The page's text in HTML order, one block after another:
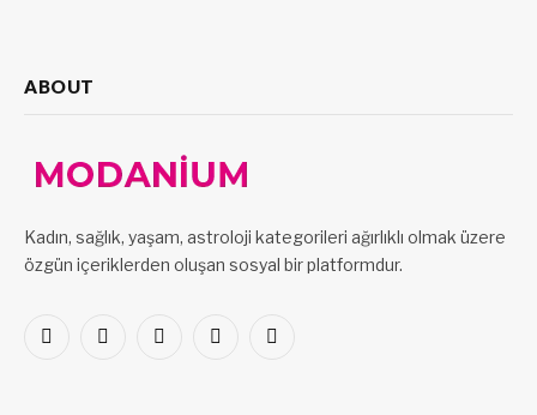
ABOUT
Kadın, sağlık, yaşam, astroloji kategorileri ağırlıklı olmak üzere
özgün içeriklerden oluşan sosyal bir platformdur.
Facebook
X
PinterestLinkedInVKontakte